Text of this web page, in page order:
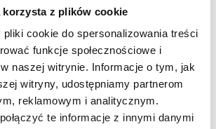
korzysta z plików cookie
cookie do spersonalizowania treści
funkcje społecznościowe i
naszej witrynie. Informacje o tym, jak
witryny, udostępniamy partnerom
reklamowym i analitycznym.
te informacje z innymi danymi
risk factors and cardiovascular
with newly diagnosed most common
Preliminary data from the CONNECT-
Polska, 2024, T. 82, nr 10, s.
A The efficacy and safety of